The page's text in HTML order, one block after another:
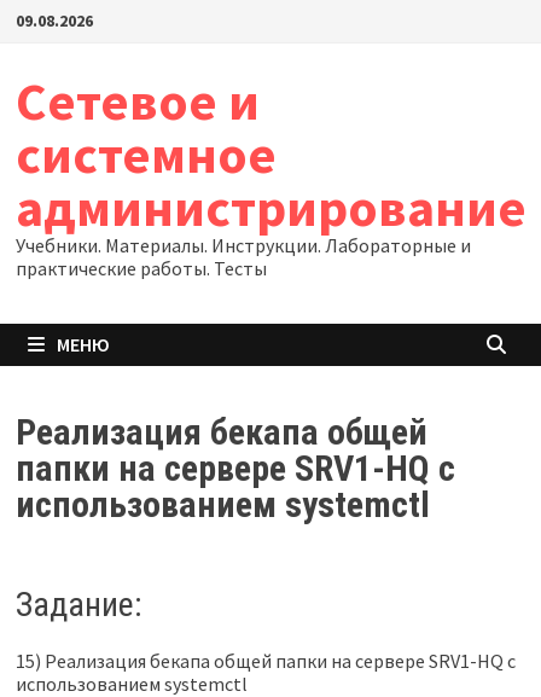
Перейти
09.08.2026
Сетевое и
системное
администрирование
Учебники. Материалы. Инструкции. Лабораторные и
практические работы. Тесты
МЕНЮ
Реализация бекапа общей
папки на сервере SRV1-HQ с
использованием systemctl
Задание:
15) Реализация бекапа общей папки на сервере SRV1-HQ с
использованием systemctl